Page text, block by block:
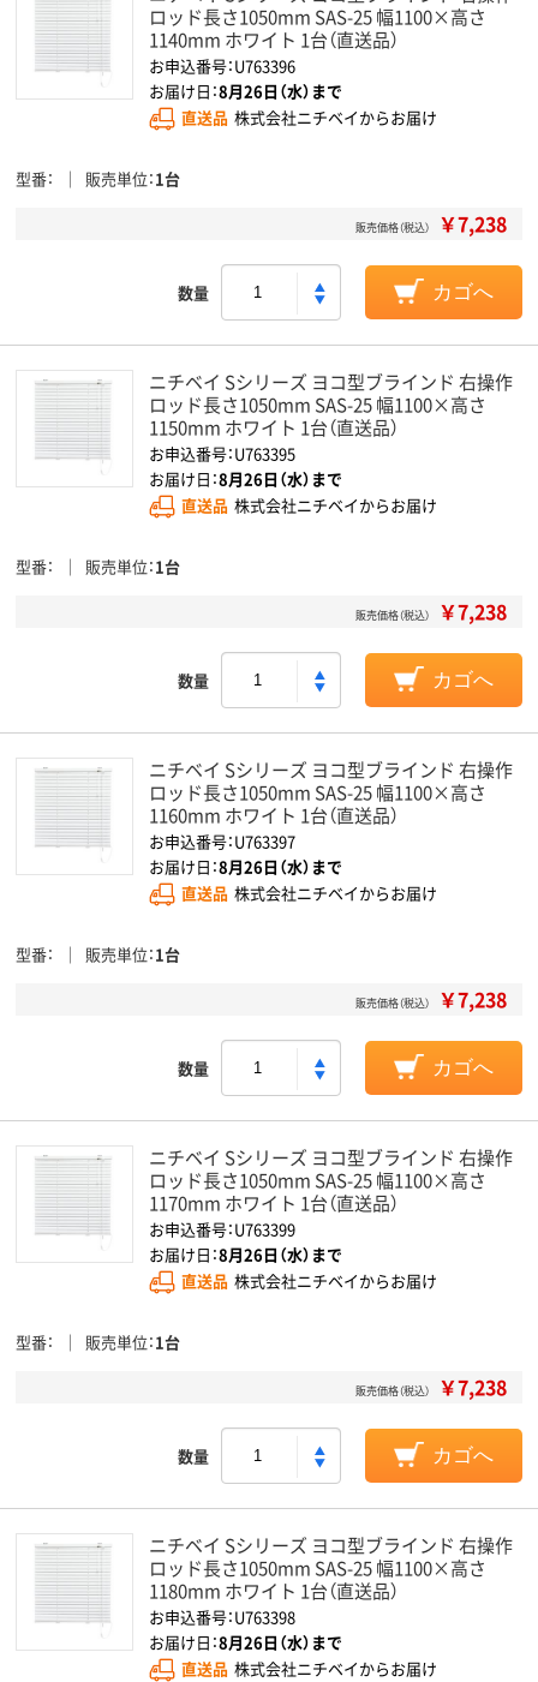
ロッド長さ1050mm SAS-25 幅1100×高さ
1140mm ホワイト 1台（直送品）
お申込番号：U763396
お届け日：8月26日（水）まで
直送品 株式会社ニチベイからお届け
型番 販売単位 1台
販売価格（税込） ￥7,238
数量 カゴへ
ニチベイ Sシリーズ ヨコ型ブラインド 右操作
ロッド長さ1050mm SAS-25 幅1100×高さ
1150mm ホワイト 1台（直送品）
お申込番号：U763395
お届け日：8月26日（水）まで
直送品 株式会社ニチベイからお届け
型番 販売単位 1台
販売価格（税込） ￥7,238
数量 カゴへ
ニチベイ Sシリーズ ヨコ型ブラインド 右操作
ロッド長さ1050mm SAS-25 幅1100×高さ
1160mm ホワイト 1台（直送品）
お申込番号：U763397
お届け日：8月26日（水）まで
直送品 株式会社ニチベイからお届け
型番 販売単位 1台
販売価格（税込） ￥7,238
数量 カゴへ
ニチベイ Sシリーズ ヨコ型ブラインド 右操作
ロッド長さ1050mm SAS-25 幅1100×高さ
1170mm ホワイト 1台（直送品）
お申込番号：U763399
お届け日：8月26日（水）まで
直送品 株式会社ニチベイからお届け
型番 販売単位 1台
販売価格（税込） ￥7,238
数量 カゴへ
ニチベイ Sシリーズ ヨコ型ブラインド 右操作
ロッド長さ1050mm SAS-25 幅1100×高さ
1180mm ホワイト 1台（直送品）
お申込番号：U763398
お届け日：8月26日（水）まで
直送品 株式会社ニチベイからお届け